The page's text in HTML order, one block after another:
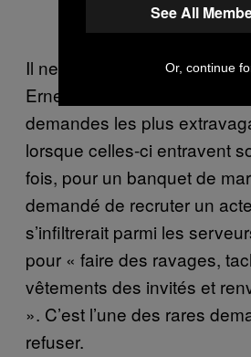
Il ne faut pas oublier que le
Ernesto s’efforce toujours de
demandes les plus
lorsque celles-ci entravent
fois, pour un banquet de
demandé de recruter un
s’infiltrerait parmi les
pour « faire des ravages,
vêtements des invités et
». C’est l’une des rares
refuser.
See All
Or, continue